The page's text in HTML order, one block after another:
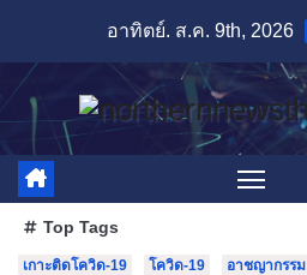
content
อาทิตย์. ส.ค. 9th, 2026
Top Tags
เกาะติดโควิด-19 โควิด-19 อาชญากรรม